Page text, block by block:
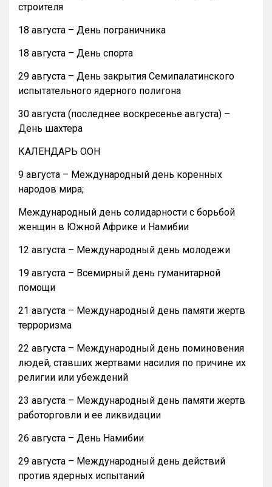
строителя
18 августа – День пограничника
18 августа – День спорта
29 августа – День закрытия Семипалатинского
испытательного ядерного полигона
30 августа (последнее воскресенье августа) –
День шахтера
КАЛЕНДАРЬ ООН
9 августа – Международный день коренных
народов мира;
Международный день солидарности с борьбой
женщин в Южной Африке и Намибии
12 августа – Международный день молодежи
19 августа – Всемирный день гуманитарной
помощи
21 августа – Международный день памяти жертв
терроризма
22 августа – Международный день поминовения
людей, ставших жертвами насилия по причине их
религии или убеждений
23 августа – Международный день памяти жертв
работорговли и ее ликвидации
26 августа – День Намибии
29 августа – Международный день действий
против ядерных испытаний